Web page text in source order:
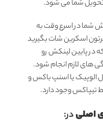
شما در اسرع وقت به
اسکرین شات بگیرید
در پایین لینکش رو
های لازم انجام شود.
الوپیک یا اسنپ باکس و
تیپاکس وجود دارد.
اصلیدر: